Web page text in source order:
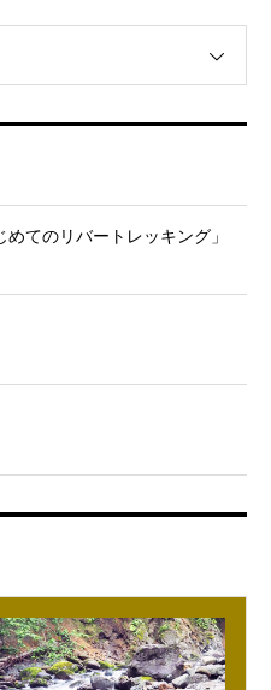
てのリバートレッキング」